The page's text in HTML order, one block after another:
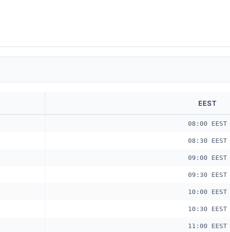
EEST
08:00 EEST
08:30 EEST
09:00 EEST
09:30 EEST
10:00 EEST
10:30 EEST
11:00 EEST